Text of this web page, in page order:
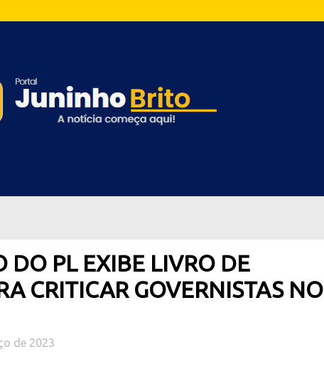
DO PL EXIBE LIVRO DE
CRITICAR GOVERNISTAS NO
de 2023